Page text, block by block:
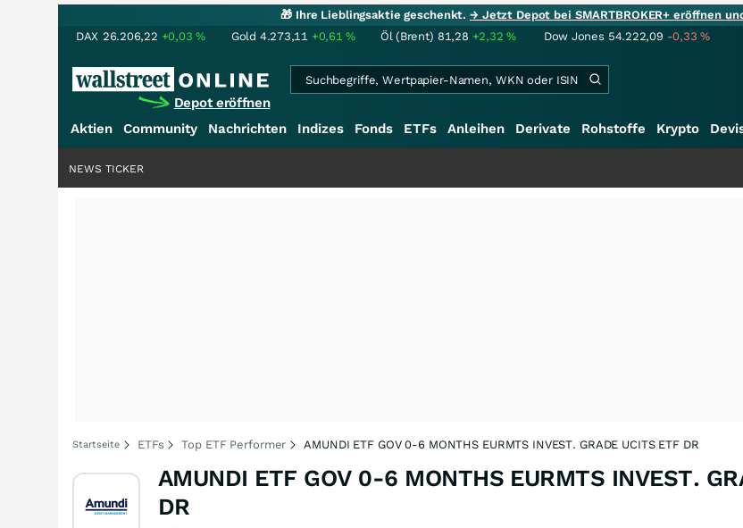
🎁 Ihre Lieblingsaktie geschenkt.→ Jetzt Depot bei SMARTBROKER+ eröffnen
DAX 26.206,22 +0,03% Gold 4.273,11 +0,61% Öl (Brent) 81,28 +2,32% Dow Jones 54.222,09 -0,33%
Depot eröffnen
Aktien Community Nachrichten Indizes Fonds ETFs Anleihen Derivate Rohstoffe Krypto
NEWS TICKER
Startseite ETFs Top ETF Performer AMUNDI ETF GOV 0-6 MONTHS EURMTS INVEST. GRADE UCITS ETF DR
AMUNDI ETF GOV 0-6 MONTHS EURMTS INVEST.
DR